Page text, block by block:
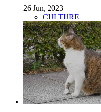
26 Jun, 2023
CULTURE